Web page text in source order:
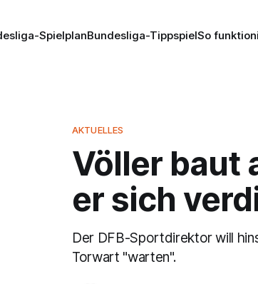
SpielplanBundesliga-TippspielSo
AKTUELLES
Völler baut
er sich
Der DFB-Sportdirektor will
Torwart "warten".